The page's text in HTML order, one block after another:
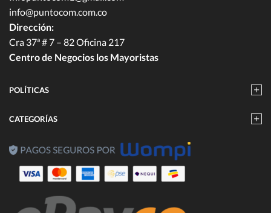
info@puntocom.com.co
Dirección:
Cra 37ª # 7 – 82 Oficina 217
Centro de Negocios los Mayoristas
POLÍTICAS
CATEGORÍAS